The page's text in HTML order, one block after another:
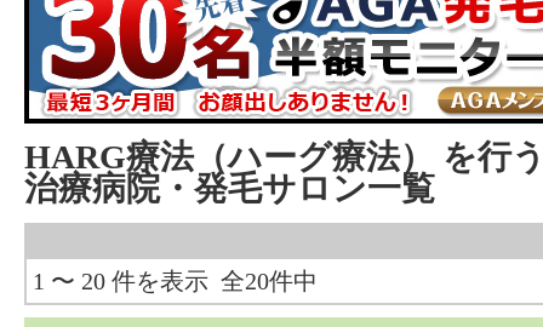
HARG療法（ハーグ療法）
を行
治療病院・発毛サロン一覧
1 〜 20 件を表示 全20件中